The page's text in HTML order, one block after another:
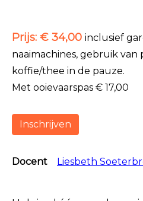
Prijs: € 34,00 inclusief
naaimachines, gebruik van
koffie/thee in de pauze.
Met ooievaarspas € 17,00
Inschrijven
Docent Liesbeth